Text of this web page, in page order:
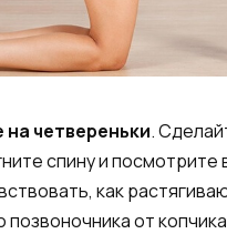
на четвереньки.
спину и посмотрите
как
позвоночника от